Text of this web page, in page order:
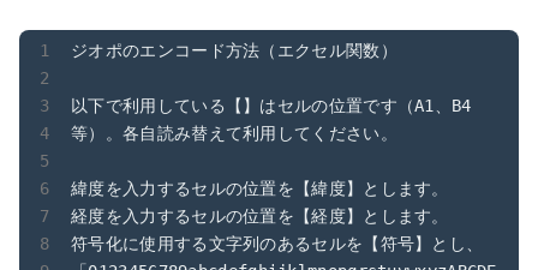
ジオポのエンコード方法（エクセル関数）
以下で利用している【】はセルの位置です（A1、B4
等）。各自読み替えて利用してください。
緯度を入力するセルの位置を【緯度】とします。
経度を入力するセルの位置を【経度】とします。
符号化に使用する文字列のあるセルを【符号】とし、